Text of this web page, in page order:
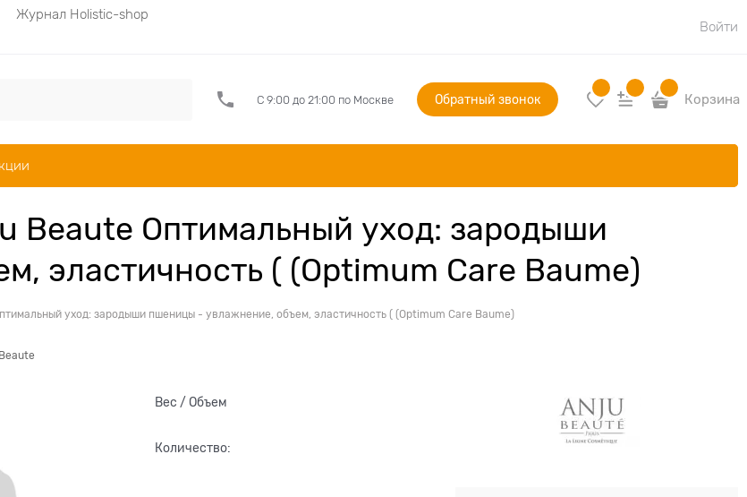
Журнал Holistic-shop
Войти
С 9:00 до 21:00 по Москве Обратный звонок Корзина
Beaute Оптимальный уход: зародыши
эластичность ( (Optimum Care Baume)
уход: зародыши пшеницы - увлажнение, объем, эластичность ( (Optimum Care Baume)
Вес / Объем
Количество: